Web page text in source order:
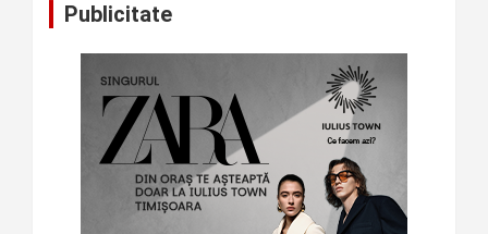
Publicitate